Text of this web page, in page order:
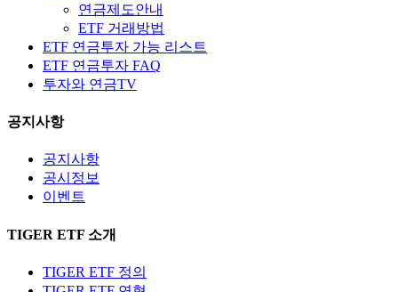
연금제도안내
ETF 거래방법
ETF 연금투자 가능 리스트
ETF 연금투자 FAQ
투자와 연금TV
공지사항
공지사항
공시정보
이벤트
TIGER ETF 소개
TIGER ETF 정의